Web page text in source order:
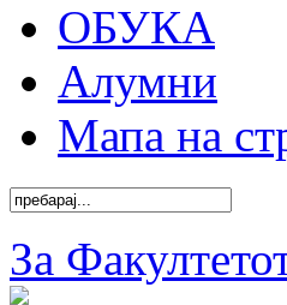
ОБУКА
Алумни
Мапа на
За